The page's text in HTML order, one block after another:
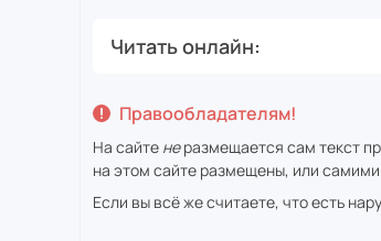
Читать онлайн
Правообладателям!
На сайте неразмещается сам текст
на этом сайте размещены, или
Если вы всё же считаете, что есть